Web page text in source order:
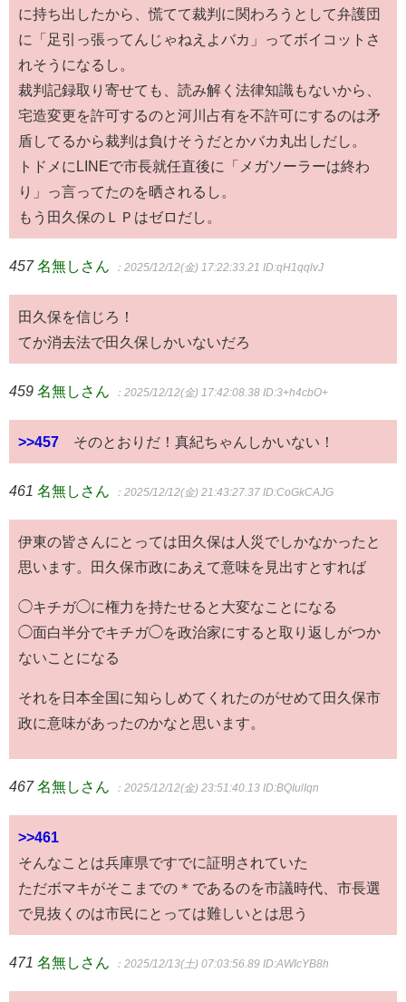
に持ち出したから、慌てて裁判に関わろうとして弁護団
に「足引っ張ってんじゃねえよバカ」ってボイコットさ
れそうになるし。
裁判記録取り寄せても、読み解く法律知識もないから、
宅造変更を許可するのと河川占有を不許可にするのは矛
盾してるから裁判は負けそうだとかバカ丸出しだし。
トドメにLINEで市長就任直後に「メガソーラーは終わ
り」っ言ってたのを晒されるし。
もう田久保のＬＰはゼロだし。
457 名無しさん ：2025/12/12(金) 17:22:33.21 ID:qH1qqlvJ
田久保を信じろ！
てか消去法で田久保しかいないだろ
459 名無しさん ：2025/12/12(金) 17:42:08.38 ID:3+h4cbO+
>>457 そのとおりだ！真紀ちゃんしかいない！
461 名無しさん ：2025/12/12(金) 21:43:27.37 ID:CoGkCAJG
伊東の皆さんにとっては田久保は人災でしかなかったと
思います。田久保市政にあえて意味を見出すとすれば
◯キチガ◯に権力を持たせると大変なことになる
◯面白半分でキチガ◯を政治家にすると取り返しがつか
ないことになる
それを日本全国に知らしめてくれたのがせめて田久保市
政に意味があったのかなと思います。
467 名無しさん ：2025/12/12(金) 23:51:40.13 ID:BQIulIqn
>>461
そんなことは兵庫県ですでに証明されていた
ただボマキがそこまでの＊であるのを市議時代、市長選
で見抜くのは市民にとっては難しいとは思う
471 名無しさん ：2025/12/13(土) 07:03:56.89 ID:AWIcYB8h